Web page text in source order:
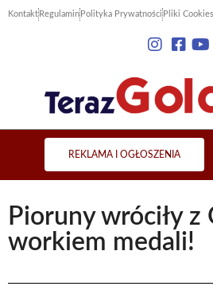
Kontakt Regulamin Polityka Prywatności Pliki Cookies
REKLAMA I OGŁOSZENIA
Pioruny wróciły z
workiem medali!